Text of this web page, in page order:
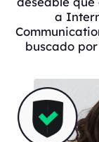
a
buscado